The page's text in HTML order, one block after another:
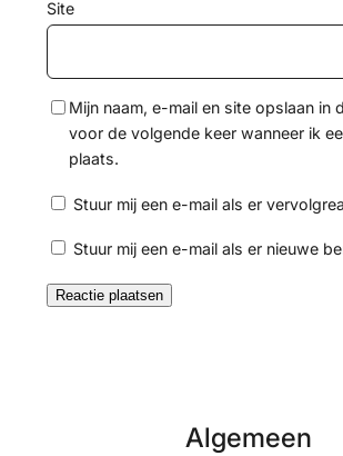
Site
Mijn naam, e-mail en site opslaan in
voor de volgende keer wanneer ik
plaats.
Stuur mij een e-mail als er
Stuur mij een e-mail als er nieuwe
Algemeen